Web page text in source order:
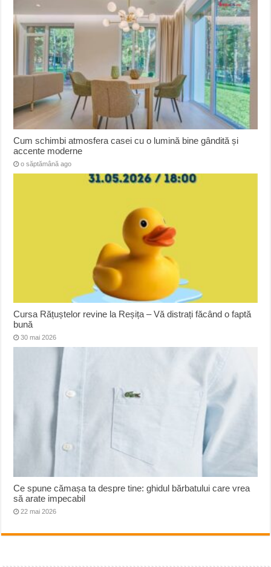
Cum schimbi atmosfera casei cu o lumină bine gândită și
accente moderne
o săptămână ago
Cursa Rățuștelor revine la Reșița – Vă distrați făcând o faptă
bună
30 mai 2026
Ce spune cămașa ta despre tine: ghidul bărbatului care vrea
să arate impecabil
22 mai 2026